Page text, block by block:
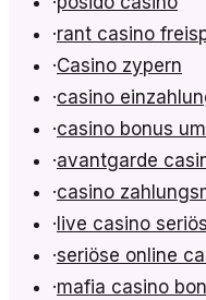
·rant casino
·Casino zypern
·casino
·casino bonus
·avantgarde
·casino
· live casino seriös
·seriöse online
·mafia casino